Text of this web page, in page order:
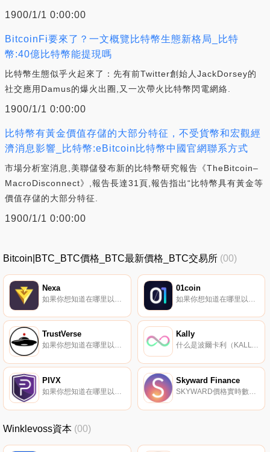
1900/1/1 0:00:00
BitcoinFi要來了？一文概覽比特幣生態新格局_比特
幣:40億比特幣能提現嗎
比特幣生態似乎火起來了：先有前Twitter創始人JackDorsey的
社交應用Damus的爆火出圈,又一次帶火比特幣閃電網絡.
1900/1/1 0:00:00
比特幣有黃金價值存儲的大部分特征，不受貨幣和宏觀經
濟消息影響_比特幣:eBitcoin比特幣中國官網聯系方式
市場分析室消息,美聯儲發布新的比特幣研究報告《TheBitcoin–
MacroDisconnect》,報告長達31頁,報告指出“比特幣具有黃金等
價值存儲的大部分特征.
1900/1/1 0:00:00
Bitcoin|BTC_BTC價格_BTC最新價格_BTC交易所 (00)
Nexa 01coin
TrustVerse
如果你想知道在哪里以當前價格購買TrustVerse,目前交易{TrustVerse]股票的頂級加密貨幣交易所是FMFW.io、Bithumb和BitGlobal。您可以在我們的加密貨幣交易所頁面上找到其他列表。TrustVerse的目標是成為信任的宇宙.
Kally
什么是波爾卡利（KALLY）？Polkally（KALLY）是一個去中心化的NFT市場項目,由基于EVM的區塊鏈以及Polkadot和IPFS提供支持。以下是該協議的一些關鍵功能：基于IPFS的去中心化KYC。一個動態拍賣系統,以最優惠的價格出售藝術品.
PIVX
如果你想知道在哪里以當前價格購買PIVX,目前交易{PIVX]股票的頂級加密貨幣交易所是Binance、WhiteBIT、CoinEx、YoBit和Bittrex。您可以在我們的加密貨幣交易所頁面上找到其他列表.
Skyward Finance
SKYWARD價格實時數據Skyward Finance是一個完全無許可的開源啟動平臺,允許項目在沒有任何流動性的情況下啟動其代幣,并具有抵御機器人和sySKYWARDl攻擊的最佳價格發現機制。Skyward Finance的使命是為基于NEAR協議構建的項目實現公平的代幣分配和價格發現.
Winklevoss資本 (00)